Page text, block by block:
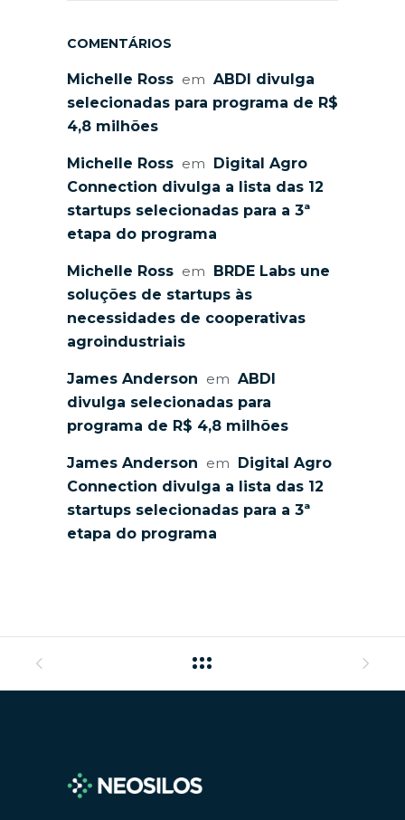
COMENTÁRIOS
Michelle Ross em ABDI divulga
selecionadas para programa de R$
4,8 milhões
Michelle Ross em
Digital Agro
Connection divulga a lista das 12
startups selecionadas para a 3ª
etapa do programa
Michelle Ross em
BRDE Labs une
soluções de startups às
necessidades de cooperativas
agroindustriais
James Anderson em ABDI
divulga selecionadas para
programa de R$ 4,8 milhões
James Anderson em
Digital Agro
Connection divulga a lista das 12
startups selecionadas para a 3ª
etapa do programa